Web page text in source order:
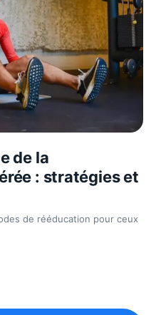
de la
: stratégies et
de rééducation pour ceux